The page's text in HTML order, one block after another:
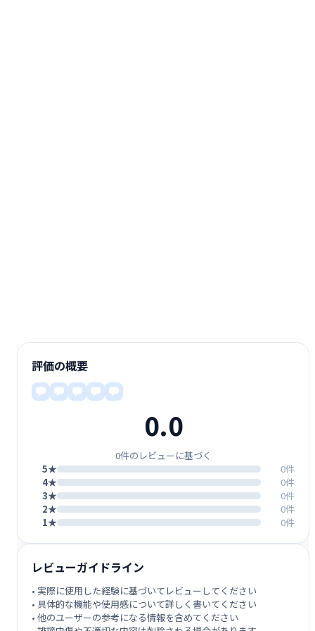
評価の概要
0.0
0件のレビューに基づく
5★
0件
4★
0件
3★
0件
2★
0件
1★
0件
レビューガイドライン
• 実際に使用した経験に基づいてレビューしてください
• 具体的な機能や使用感について詳しく書いてください
• 他のユーザーの参考になる情報を含めてください